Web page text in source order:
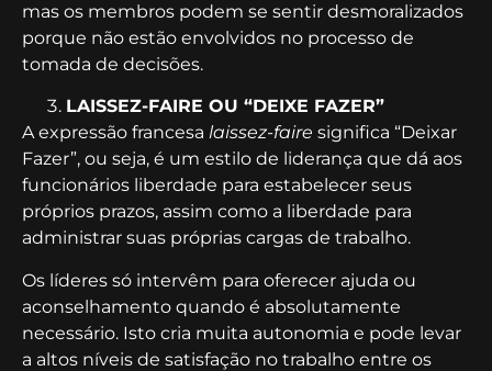
mas os membros podem se sentir desmoralizados
porque não estão envolvidos no processo de
tomada de decisões.
LAISSEZ-FAIRE OU “DEIXE FAZER”
A expressão francesa laissez-faire significa “Deixar
Fazer”, ou seja, é um estilo de liderança que dá aos
funcionários liberdade para estabelecer seus
próprios prazos, assim como a liberdade para
administrar suas próprias cargas de trabalho.
Os líderes só intervêm para oferecer ajuda ou
aconselhamento quando é absolutamente
necessário. Isto cria muita autonomia e pode levar
a altos níveis de satisfação no trabalho entre os